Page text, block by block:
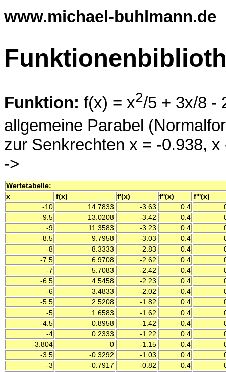
www.michael-buhlmann.de
Funktion: f(x) = x2/5 + 3x/8 -
allgemeine Parabel
zur Senkrechten x = -0.938,
->
Wertetabelle:
x
f(x) f'(x) f''(x)
f'''(x)
-10
14.7833 -3.63 0.4
-9.5
13.0208 -3.42 0.4
-9
11.3583 -3.23 0.4
-8.5
9.7958 -3.03 0.4
-8
8.3333 -2.83 0.4
-7.5
6.9708 -2.62 0.4
-7
5.7083 -2.42 0.4
-6.5
4.5458 -2.23 0.4
-6
3.4833 -2.02 0.4
-5.5
2.5208 -1.82 0.4
-5
1.6583 -1.62 0.4
-4.5
0.8958 -1.42 0.4
-4
0.2333 -1.22 0.4
-3.804
0 -1.15 0.4
-3.5
-0.3292 -1.03 0.4
-3
-0.7917 -0.82 0.4